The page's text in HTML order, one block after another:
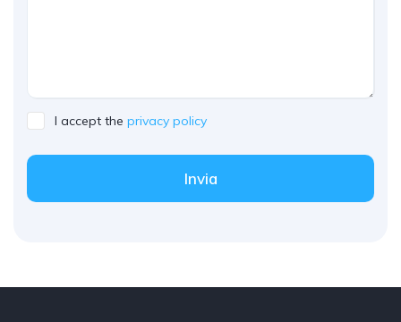
I accept the privacy policy
Invia